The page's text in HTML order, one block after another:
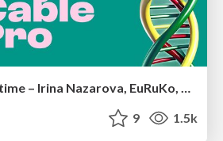
Evolution of real-time – Irina Nazarova, EuRuKo, 2024
9 1.5k